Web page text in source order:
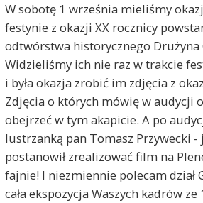
W sobotę 1 września mieliśmy
festynie z okazji XX rocznicy
odtwórstwa historycznego Drużyna
Widzieliśmy ich nie raz w trakcie
i była okazja zrobić im zdjęcia z
Zdjęcia o których mówię w audycji
obejrzeć w tym akapicie. A po
lustrzanką pan Tomasz Przywecki
postanowił zrealizować film na
fajnie! I niezmiennie polecam dział
cała ekspozycja Waszych kadrów